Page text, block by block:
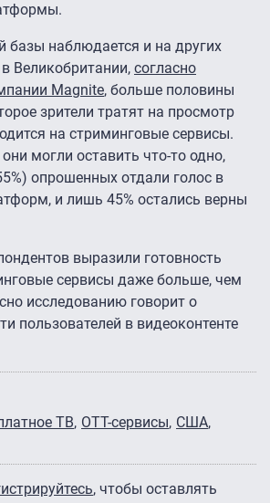
базы наблюдается и на других
Великобритании, согласно
Magnite, больше половины
зрители тратят на просмотр
на стриминговые сервисы.
могли оставить что-то одно,
опрошенных отдали голос в
и лишь 45% остались верны
выразили готовность
сервисы даже больше, чем
исследованию говорит о
пользователей в видеоконтенте
ТВ OTT-сервисы США
, чтобы оставлять